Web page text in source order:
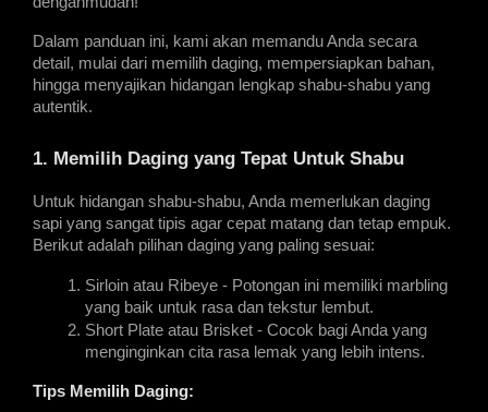
Dalam panduan ini, kami akan memandu Anda secara
detail, mulai dari memilih daging, mempersiapkan bahan,
hingga menyajikan hidangan lengkap shabu-shabu yang
autentik.
1. Memilih Daging yang Tepat Untuk Shabu
Untuk hidangan shabu-shabu, Anda memerlukan daging
sapi yang sangat tipis agar cepat matang dan tetap empuk.
Berikut adalah pilihan daging yang paling sesuai:
Sirloin atau Ribeye - Potongan ini memiliki marbling
yang baik untuk rasa dan tekstur lembut.
Short Plate atau Brisket - Cocok bagi Anda yang
menginginkan cita rasa lemak yang lebih intens.
Tips Memilih Daging: